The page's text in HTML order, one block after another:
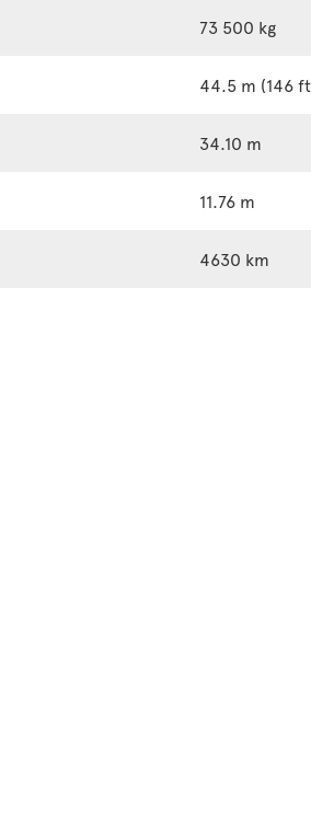
73 500 kg
44.5 m (146
34.10 m
11.76 m
4630 km